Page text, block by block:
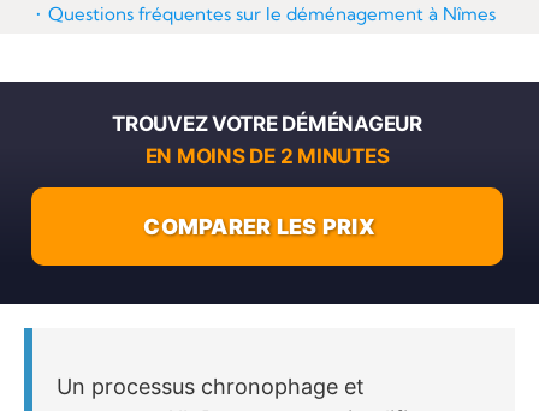
Un processus chronophage et
Questions fréquentes sur le déménagement à Nîmes
TROUVEZ VOTRE DÉMÉNAGEUR
EN MOINS DE 2 MINUTES
COMPARER LES PRIX